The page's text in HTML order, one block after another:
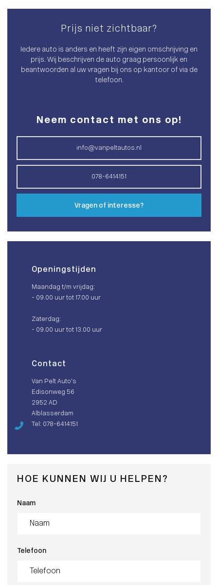
Prijs niet zichtbaar?
Iedere auto is anders en heeft zijn eigen omschrijving en
prijs. Wij beschrijven de auto graag persoonlijk en
beantwoorden al uw vragen bij ons op kantoor of via de
telefoon.
Neem contact met ons op!
info@vanpeltautos.nl
078-6414151
Vragen of interesse?
Openingstijden
Maandag t/m vrijdag:
- 09.00 uur tot 17.00 uur
Zaterdag:
- 09.00 uur tot 13.00 uur
Contact
Van Pelt Auto’s
Edisonweg 56
2952 AD
Alblasserdam
Tel: 078-6414151
HOE KUNNEN WIJ U HELPEN?
Naam
Telefoon